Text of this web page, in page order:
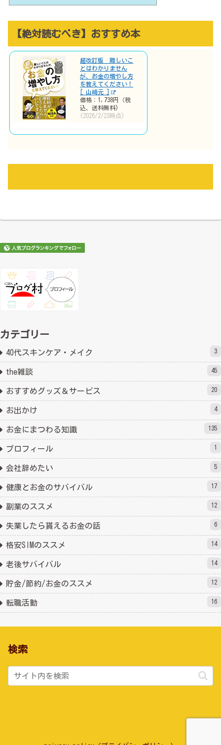
【絶対読むべき】おすすめ本
超改訂版 難しいこ
とはわかりません
が、お金の増やし方
を教えてください！
[ 山崎元 ]
価格：1,738円（税
込、送料無料)
(2026/2/23時点)
カテゴリー
40代スキンケア・メイク 3
the雑談 45
おすすめグッズ＆サービス 20
お出かけ 4
お金にまつわる知識 135
プロフィール 1
会社辞めたい 5
健康とお金のサバイバル 17
副業のススメ 12
失業したら貰えるお金の話 6
格安SIMのススメ 14
老後サバイバル 14
貯金/節約/お金のススメ 12
転職活動 16
検索